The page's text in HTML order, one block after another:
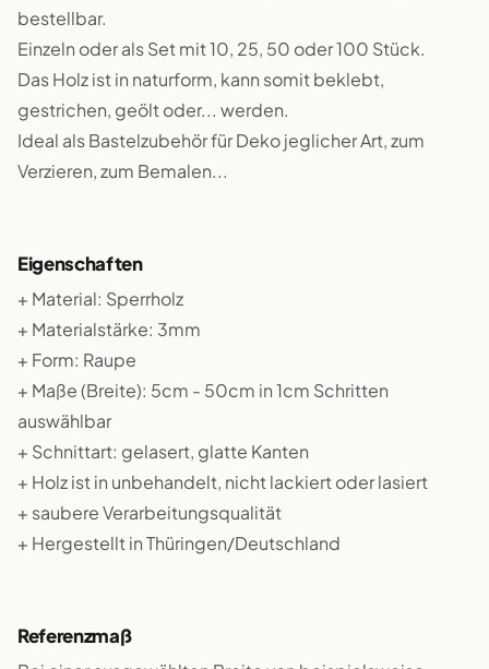
bestellbar.
Einzeln oder als Set mit 10, 25, 50 oder 100 Stück.
Das Holz ist in naturform, kann somit beklebt,
gestrichen, geölt oder... werden.
Ideal als Bastelzubehör für Deko jeglicher Art, zum
Verzieren, zum Bemalen...
Eigenschaften
+ Material: Sperrholz
+ Materialstärke: 3mm
+ Form: Raupe
+ Maße (Breite): 5cm - 50cm in 1cm Schritten
auswählbar
+ Schnittart: gelasert, glatte Kanten
+ Holz ist in unbehandelt, nicht lackiert oder lasiert
+ saubere Verarbeitungsqualität
+ Hergestellt in Thüringen/Deutschland
Referenzmaß